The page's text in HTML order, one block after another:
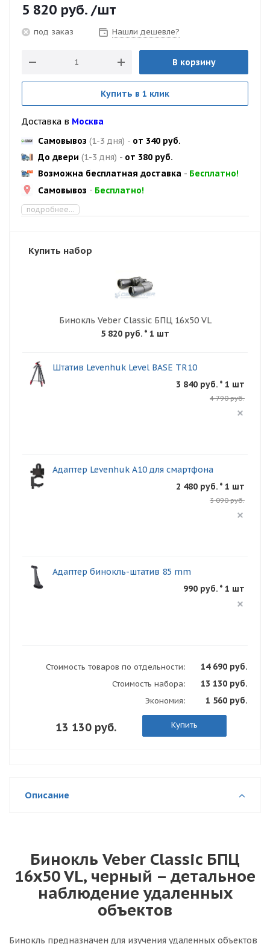
5 820 руб. /шт
под заказ Нашли дешевле?
В корзину
Купить в 1 клик
Доставка в Москва
Самовывоз (1-3 дня) - от 340 руб.
До двери (1-3 дня) - от 380 руб.
Возможна бесплатная доставка - Бесплатно!
Самовывоз - Бесплатно!
подробнее...
Купить набор
Бинокль Veber Classic БПЦ 16x50 VL
5 820 руб. * 1 шт
Штатив Levenhuk Level BASE TR10
3 840 руб. * 1 шт
4 790 руб.
Адаптер Levenhuk A10 для смартфона
2 480 руб. * 1 шт
3 090 руб.
Адаптер бинокль-штатив 85 mm
990 руб. * 1 шт
Стоимость товаров по отдельности: 14 690 руб.
Стоимость набора: 13 130 руб.
Экономия: 1 560 руб.
13 130 руб. Купить
Описание
Бинокль Veber Classic БПЦ
16x50 VL, черный – детальное
наблюдение удаленных
объектов
Бинокль предназначен для изучения удаленных объектов